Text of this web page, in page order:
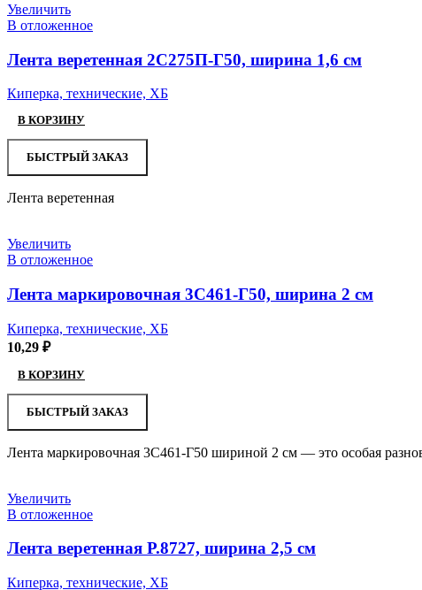
Увеличить
В отложенное
Лента веретенная 2С275П-Г50, ширина 1,6 см
Киперка, технические, ХБ
В КОРЗИНУ
БЫСТРЫЙ ЗАКАЗ
Лента веретенная
Увеличить
В отложенное
Лента маркировочная 3С461-Г50, ширина 2 см
Киперка, технические, ХБ
10,29 ₽
В КОРЗИНУ
БЫСТРЫЙ ЗАКАЗ
Лента маркировочная 3С461-Г50 шириной 2 см — это особая
Увеличить
В отложенное
Лента веретенная Р.8727, ширина 2,5 см
Киперка, технические, ХБ